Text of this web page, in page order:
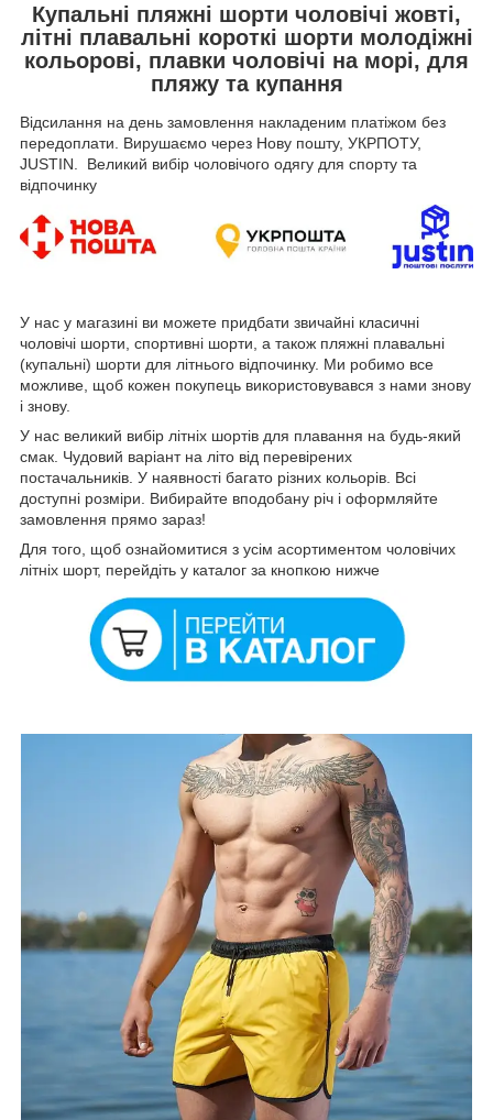
Купальні пляжні шорти чоловічі жовті,
літні плавальні короткі шорти молодіжні
кольорові, плавки чоловічі на морі, для
пляжу та купання
Відсилання на день замовлення накладеним платіжом без
передоплати. Вирушаємо через Нову пошту, УКРПОТУ,
JUSTIN. Великий вибір чоловічого одягу для спорту та
відпочинку
У нас у магазині ви можете придбати звичайні класичні
чоловічі шорти, спортивні шорти, а також пляжні плавальні
(купальні) шорти для літнього відпочинку. Ми робимо все
можливе, щоб кожен покупець використовувався з нами знову
і знову.
У нас великий вибір літніх шортів для плавання на будь-який
смак. Чудовий варіант на літо від перевірених
постачальників. У наявності багато різних кольорів. Всі
доступні розміри. Вибирайте вподобану річ і оформляйте
замовлення прямо зараз!
Для того, щоб ознайомитися з усім асортиментом чоловічих
літніх шорт, перейдіть у каталог за кнопкою нижче